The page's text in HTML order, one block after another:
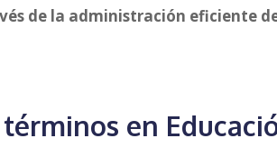
de la administración eficiente
en